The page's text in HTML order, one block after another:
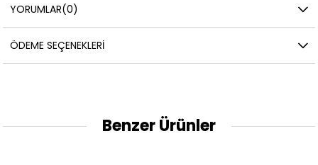
YORUMLAR(0)
ÖDEME SEÇENEKLERI
Benzer Ürünler